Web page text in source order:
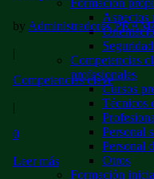
Formación
Aspectos
Competencias
profesionales
Cursos
Técnicos
Personal
Personal
Otros
Formación
by Administradores
|
Competencias clave
|
0
Leer más